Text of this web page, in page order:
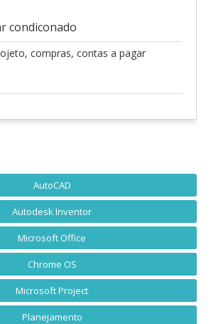
condiconado
compras, contas a pagar
AutoCAD
Autodesk Inventor
Microsoft Office
Chrome OS
Microsoft Project
Planejamento